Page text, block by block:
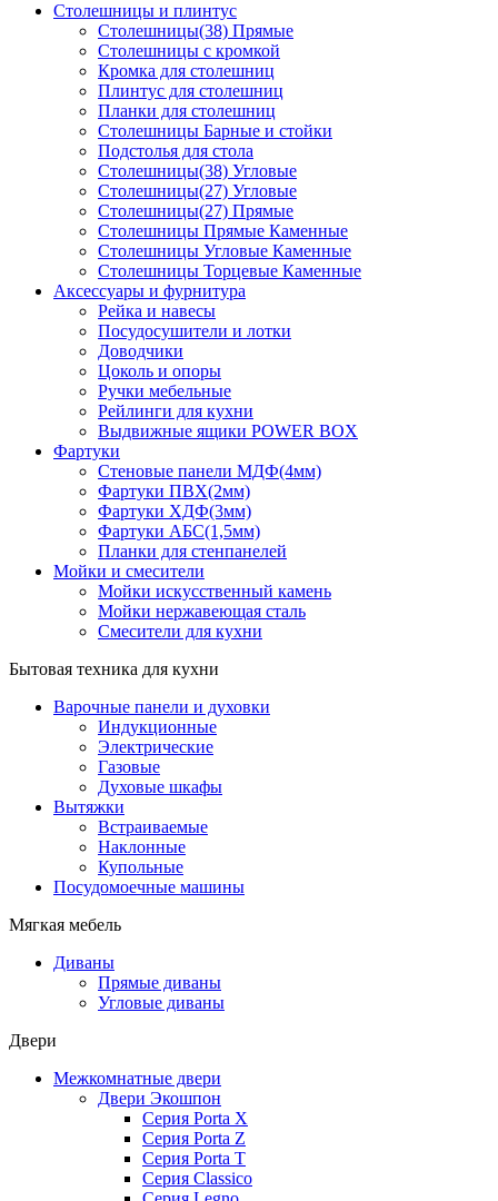
Столешницы и плинтус
Столешницы(38) Прямые
Столешницы с кромкой
Кромка для столешниц
Плинтус для столешниц
Планки для столешниц
Столешницы Барные и стойки
Подстолья для стола
Столешницы(38) Угловые
Столешницы(27) Угловые
Столешницы(27) Прямые
Столешницы Прямые Каменные
Столешницы Угловые Каменные
Столешницы Торцевые Каменные
Аксессуары и фурнитура
Рейка и навесы
Посудосушители и лотки
Доводчики
Цоколь и опоры
Ручки мебельные
Рейлинги для кухни
Выдвижные ящики POWER BOX
Фартуки
Стеновые панели МДФ(4мм)
Фартуки ПВХ(2мм)
Фартуки ХДФ(3мм)
Фартуки АБС(1,5мм)
Планки для стенпанелей
Мойки и смесители
Мойки искусственный камень
Мойки нержавеющая сталь
Смесители для кухни
Бытовая техника для кухни
Варочные панели и духовки
Индукционные
Электрические
Газовые
Духовые шкафы
Вытяжки
Встраиваемые
Наклонные
Купольные
Посудомоечные машины
Мягкая мебель
Диваны
Прямые диваны
Угловые диваны
Двери
Межкомнатные двери
Двери Экошпон
Серия Porta X
Серия Porta Z
Серия Porta T
Серия Classico